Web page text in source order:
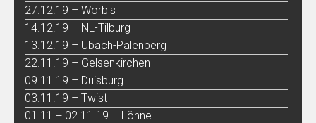
27.12.19 – Worbis
14.12.19 – NL-Tilburg
13.12.19 – Übach-Palenberg
22.11.19 – Gelsenkirchen
09.11.19 – Duisburg
03.11.19 – Twist
01.11 + 02.11.19 – Löhne